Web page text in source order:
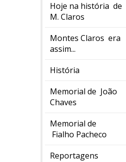
Hoje na história de
M. Claros
Montes Claros era
assim...
História
Memorial de João
Chaves
Memorial de
Fialho Pacheco
Reportagens